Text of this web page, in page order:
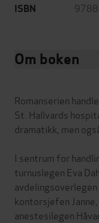
ISBN
Om boken
Romanserien
St. Hallvards
dramatikk, men
I sentrum for
turnuslegen Eva
kontorsjefen
anestesilegen